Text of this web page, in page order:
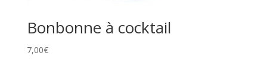
Bonbonne à cocktail
7,00€